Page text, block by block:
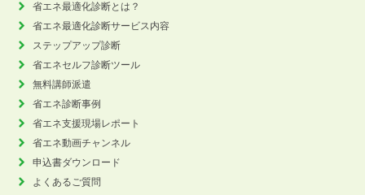
省エネ最適化診断とは？
省エネ最適化診断サービス内容
ステップアップ診断
省エネセルフ診断ツール
無料講師派遣
省エネ診断事例
省エネ支援現場レポート
省エネ動画チャンネル
申込書ダウンロード
よくあるご質問